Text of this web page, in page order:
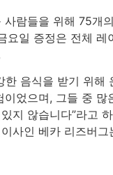
사람들을 위해 75개
요일 증정은 전체 레
한 음식을 받기 위해
었으며, 그들 중 많
지 않습니다”라고
사인 베카 리즈버그